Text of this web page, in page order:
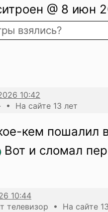
@ 8 июн
взялись?
• На сайте 13 лет
кем пошалил
Вот и сломал
телевизор • На сайте